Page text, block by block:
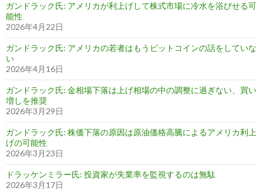
ガンドラック氏: アメリカが利上げして株式市場に冷水を浴びせる可
能性
2026年4月22日
ガンドラック氏: アメリカの若者はもうビットコインの話をしていな
い
2026年4月16日
ガンドラック氏: 金相場下落は上げ相場の中の調整に過ぎない、買い
増しを推奨
2026年3月29日
ガンドラック氏: 株価下落の原因は原油価格高騰によるアメリカ利上
げの可能性
2026年3月23日
ドラッケンミラー氏: 投資家が失業率を監視するのは無駄
2026年3月17日